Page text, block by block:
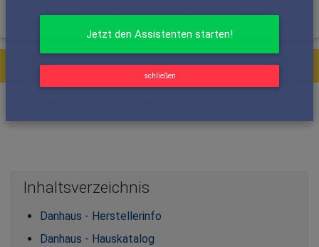
Jetzt den Assistenten starten!
schließen
Hersteller merken! Herstellerkontakt
Inhaltsverzeichnis
Danhaus - Herstellerinfo
Danhaus - Hauskatalog